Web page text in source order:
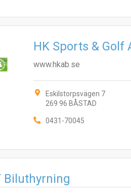
HK Sports & Golf
www.hkab.se
Eskilstorpsvägen 7
269 96 BÅSTAD
0431-70045
Biluthyrning